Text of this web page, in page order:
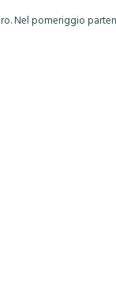
Nel pomeriggio